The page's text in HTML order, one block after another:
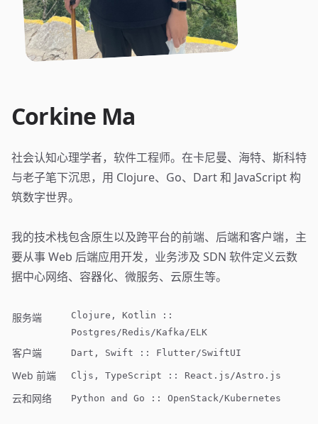
Corkine Ma
社会认知心理学者，软件工程师。在卡尼曼、海特、斯科特
与老子笔下沉思，用 Clojure、Go、Dart 和 JavaScript 构
筑数字世界。
我的技术栈包含原生以及跨平台的前端、后端和客户端，主
要从事 Web 后端应用开发，业务涉及 SDN 软件定义云数
据中心网络、容器化、微服务、云原生等。
服务端
Clojure, Kotlin ::
Postgres/Redis/Kafka/ELK
客户端 Dart, Swift :: Flutter/SwiftUI
Web 前端 Cljs, TypeScript :: React.js/Astro.js
云和网络 Python and Go :: OpenStack/Kubernetes